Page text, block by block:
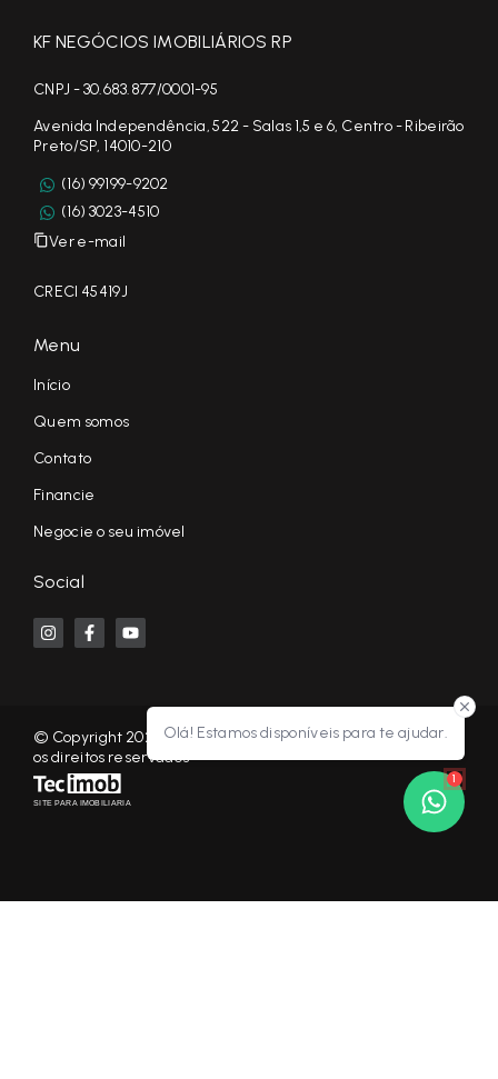
Olá! Estamos disponíveis para te ajudar.
1
KF NEGÓCIOS IMOBILIÁRIOS RP
CNPJ - 30.683.877/0001-95
Avenida Independência, 522 - Salas 1,5 e 6, Centro - Ribeirão
Preto/SP, 14010-210
(16) 99199-9202
(16) 3023-4510
Ver e-mail
CRECI 45419J
Menu
Início
Quem somos
Contato
Financie
Negocie o seu imóvel
Social
© Copyright 2026 - KF NEGÓCIOS IMOBILIÁRIOS RP - Todos
os direitos reservados
SITE PARA IMOBILIARIA